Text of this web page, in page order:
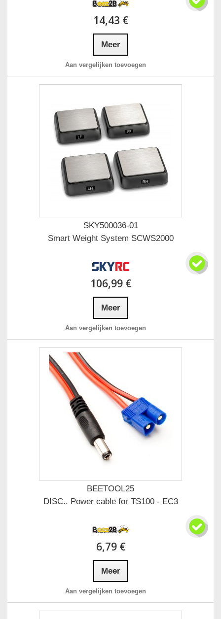
14,43 €
Meer
Aan vergelijken toevoegen
SKY500036-01
Smart Weight System SCWS2000
106,99 €
Meer
Aan vergelijken toevoegen
BEETOOL25
DISC.. Power cable for TS100 - EC3
6,79 €
Meer
Aan vergelijken toevoegen